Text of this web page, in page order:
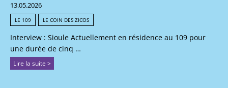
13.05.2026
LE 109 LE COIN DES ZICOS
Interview : Sioule Actuellement en résidence au 109 pour
une durée de cinq …
Lire la suite >